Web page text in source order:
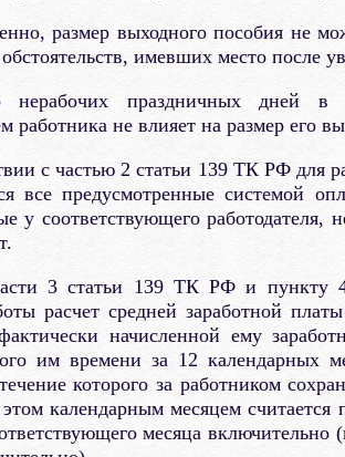
размер выходного пособия не
имевших место после
нерабочих праздничных дней
работника не влияет на размер его
с частью 2 статьи 139 ТК РФ для
все предусмотренные системой
у соответствующего работодателя,
3 статьи 139 ТК РФ и пункту
расчет средней заработной
начисленной ему
им времени за 12 календарных
которого за работником
календарным месяцем считается
месяца включительно